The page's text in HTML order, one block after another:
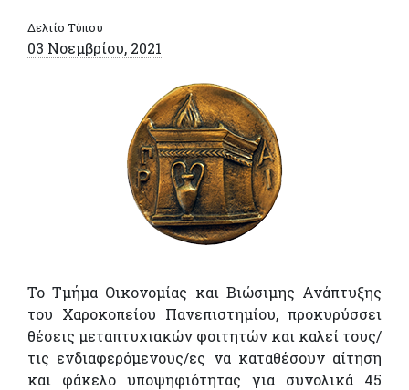
Δελτίο Τύπου
03 Νοεμβρίου, 2021
Το Τμήμα Οικονομίας και Βιώσιμης Ανάπτυξης
του Χαροκοπείου Πανεπιστημίου, προκυρύσσει
θέσεις μεταπτυχιακών φοιτητών και καλεί τους/
τις ενδιαφερόµενους/ες να καταθέσουν αίτηση
και φάκελο υποψηφιότητας για συνολικά 45